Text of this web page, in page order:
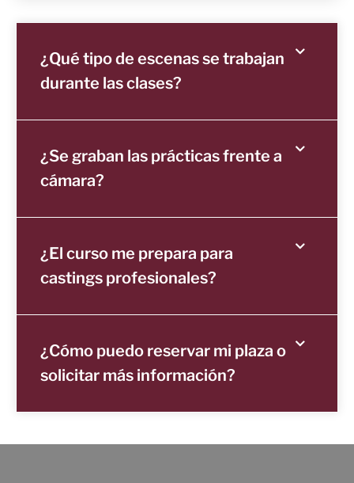
¿Qué tipo de escenas se trabajan
durante las clases?
¿Se graban las prácticas frente a
cámara?
¿El curso me prepara para
castings profesionales?
¿Cómo puedo reservar mi plaza o
solicitar más información?